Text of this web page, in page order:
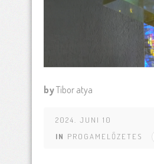
byTibor atya
2024. JUNI 10
IN PROGAMELŐZETES